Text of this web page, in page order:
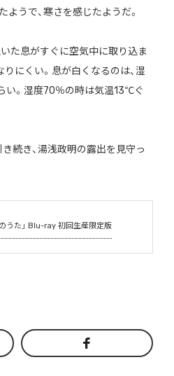
うで、寒さを感じたようだ。
いた息がすぐに空気中に取り込ま
にくい。息が白くなるのは、湿
い。湿度70％の時は気温13℃ぐ
続き、湯浅政明の露出を見守っ
うた」 Blu-ray 初回生産限定版